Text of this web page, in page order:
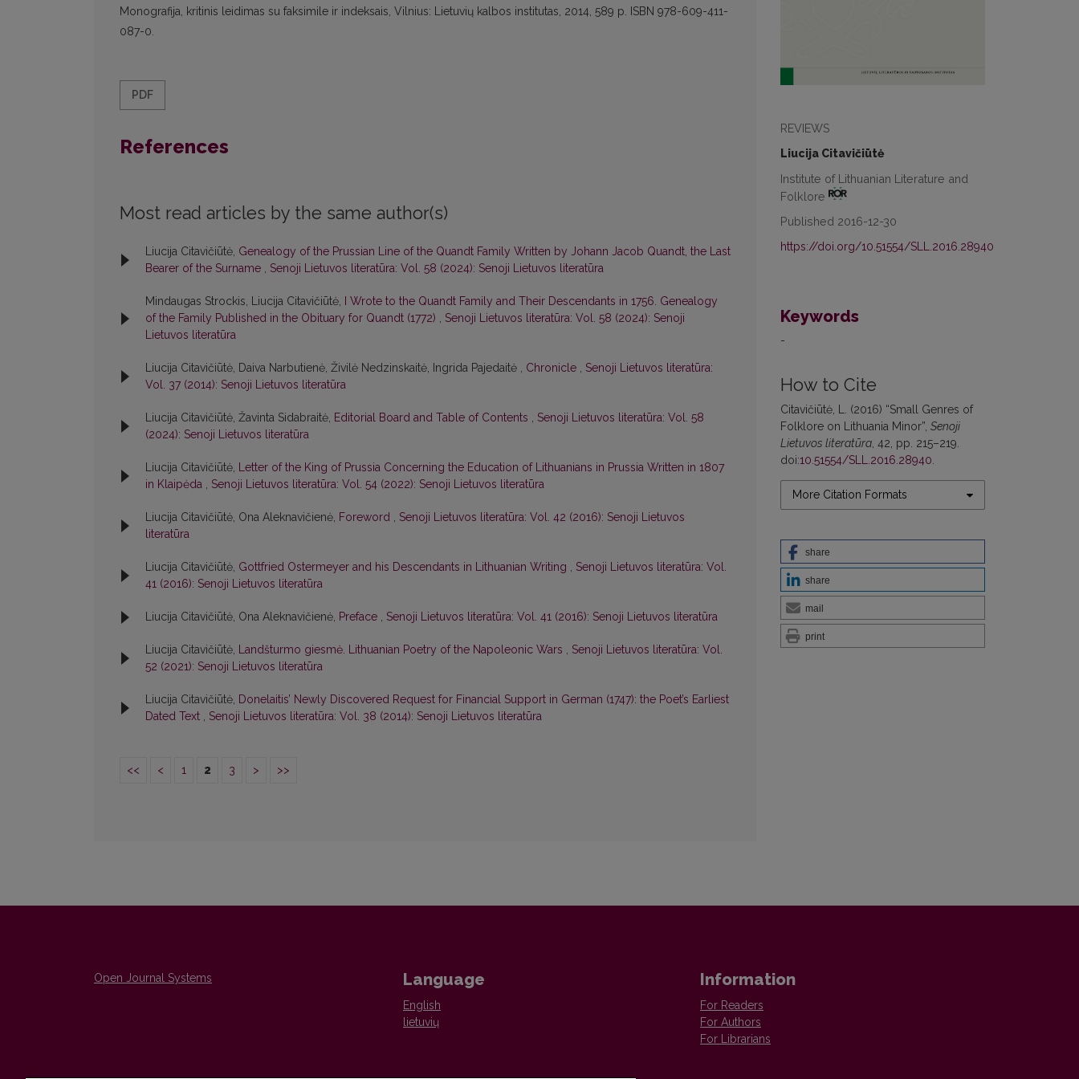
REVIEWS
Liucija Citavičiūtė
Institute of Lithuanian Literature and
Folklore
Published 2016-12-30
https://doi.org/10.51554/SLL.2016.28940
Keywords
-
How to Cite
Citavičiūtė, L. (2016) “Small Genres of
Folklore on Lithuania Minor”, Senoji
Lietuvos literatūra, 42, pp. 215–219.
doi:10.51554/SLL.2016.28940.
More Citation Formats
share
share
mail
print
Monografija, kritinis leidimas su faksimile ir indeksais, Vilnius: Lietuvių kalbos institutas, 2014, 589 p. ISBN 978-609-411-
087-0.
PDF
References
Most read articles by the same author(s)
Liucija Citavičiūtė, Genealogy of the Prussian Line of the Quandt Family Written by Johann Jacob Quandt, the Last
Bearer of the Surname , Senoji Lietuvos literatūra: Vol. 58 (2024): Senoji Lietuvos literatūra
Mindaugas Strockis, Liucija Citavičiūtė,
I Wrote to the Quandt Family and Their Descendants in 1756. Genealogy
of the Family Published in the Obituary for Quandt (1772) , Senoji Lietuvos literatūra: Vol. 58 (2024): Senoji
Lietuvos literatūra
Liucija Citavičiūtė, Daiva Narbutienė, Živilė Nedzinskaitė, Ingrida Pajedaitė , Chronicle , Senoji Lietuvos literatūra:
Vol. 37 (2014): Senoji Lietuvos literatūra
Liucija Citavičiūtė, Žavinta Sidabraitė, Editorial Board and Table of Contents , Senoji Lietuvos literatūra: Vol. 58
(2024): Senoji Lietuvos literatūra
Liucija Citavičiūtė, Letter of the King of Prussia Concerning the Education of Lithuanians in Prussia Written in 1807
in Klaipėda , Senoji Lietuvos literatūra: Vol. 54 (2022): Senoji Lietuvos literatūra
Liucija Citavičiūtė, Ona Aleknavičienė, Foreword , Senoji Lietuvos literatūra: Vol. 42 (2016): Senoji Lietuvos
literatūra
Liucija Citavičiūtė, Gottfried Ostermeyer and his Descendants in Lithuanian Writing , Senoji Lietuvos literatūra: Vol.
41 (2016): Senoji Lietuvos literatūra
Liucija Citavičiūtė, Ona Aleknavičienė, Preface , Senoji Lietuvos literatūra: Vol. 41 (2016): Senoji Lietuvos literatūra
Liucija Citavičiūtė, Landšturmo giesmė. Lithuanian Poetry of the Napoleonic Wars , Senoji Lietuvos literatūra: Vol.
52 (2021): Senoji Lietuvos literatūra
Liucija Citavičiūtė, Donelaitis’ Newly Discovered Request for Financial Support in German (1747): the Poet’s Earliest
Dated Text , Senoji Lietuvos literatūra: Vol. 38 (2014): Senoji Lietuvos literatūra
<< < 1 2 3 > >>
Open Journal Systems Language
English
lietuvių
Information
For Readers
For Authors
For Librarians